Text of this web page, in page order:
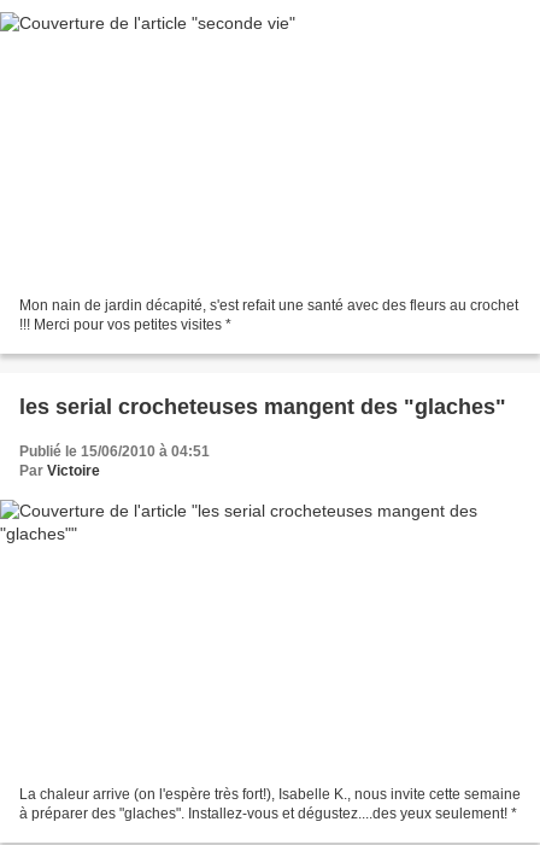
Mon nain de jardin décapité, s'est refait une santé avec des fleurs au crochet
!!! Merci pour vos petites visites *
les serial crocheteuses mangent des "glaches"
Publié le 15/06/2010 à 04:51
Par Victoire
La chaleur arrive (on l'espère très fort!), Isabelle K., nous invite cette semaine
à préparer des "glaches". Installez-vous et dégustez....des yeux seulement! *